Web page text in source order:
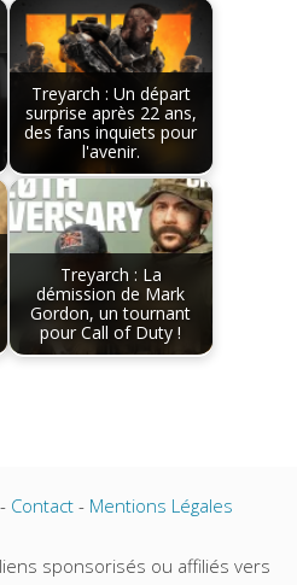
Treyarch : Un départ
surprise après 22 ans,
des fans inquiets pour
l'avenir.
Treyarch : La
démission de Mark
Gordon, un tournant
pour Call of Duty !
Contact - Mentions Légales
sponsorisés ou affiliés vers